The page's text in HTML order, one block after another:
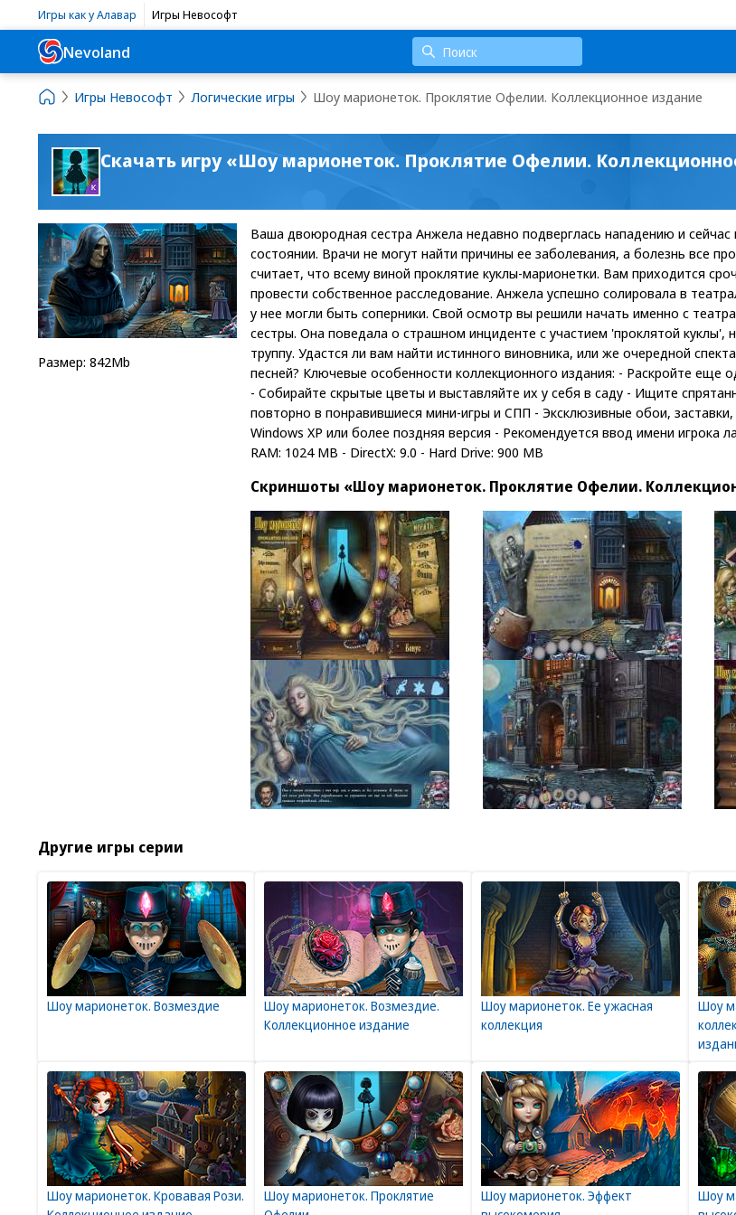
Игры как у Алавар Игры Невософт
Nevoland
Игры Невософт Логические игры Шоу марионеток. Проклятие Офелии. Коллекционное издание
Скачать игру «Шоу марионеток. Проклятие Офелии.
Размер: 842Mb
Ваша двоюродная сестра Анжела недавно подверглась нападению и сейчас
состоянии. Врачи не могут найти причины ее заболевания, а болезнь все
считает, что всему виной проклятие куклы-марионетки. Вам приходится
провести собственное расследование. Анжела успешно солировала в
у нее могли быть соперники. Свой осмотр вы решили начать именно с
сестры. Она поведала о страшном инциденте с участием 'проклятой
труппу. Удастся ли вам найти истинного виновника, или же очередной
песней? Ключевые особенности коллекционного издания: - Раскройте еще
- Собирайте скрытые цветы и выставляйте их у себя в саду - Ищите
повторно в понравившиеся мини-игры и СПП - Эксклюзивные обои, заставки,
Windows XP или более поздняя версия - Рекомендуется ввод имени игрока
RAM: 1024 MB - DirectX: 9.0 - Hard Drive: 900 MB
Скриншоты «Шоу марионеток. Проклятие Офелии.
Другие игры серии
Шоу марионеток. Возмездие
Шоу марионеток. Возмездие.
Коллекционное издание
Шоу марионеток. Ее ужасная
коллекция
Шоу
Шоу марионеток. Кровавая Рози.
Шоу марионеток. Проклятие
Шоу марионеток. Эффект
Шоу